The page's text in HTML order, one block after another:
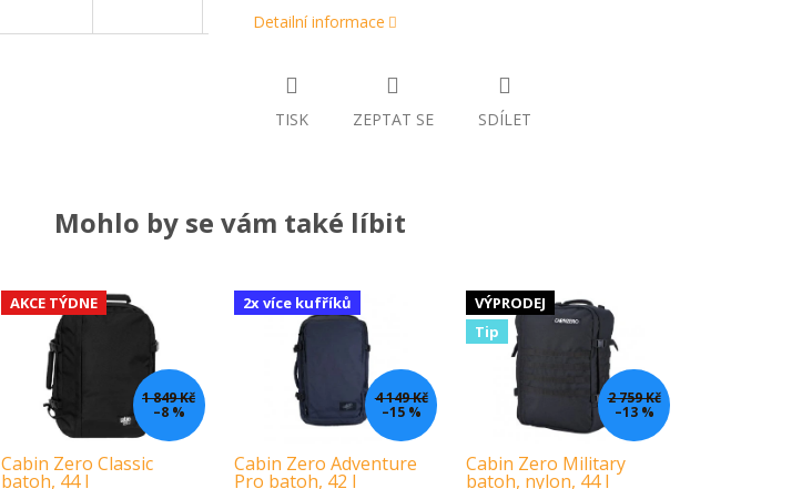
R
A
Detailní informace
TISK ZEPTAT SE SDÍLET
Mohlo by se vám také líbit
AKCE TÝDNE
1 849 Kč
–8 %
Cabin Zero Classic
batoh, 44 l
2x více kufříků
4 149 Kč
–15 %
Cabin Zero Adventure
Pro batoh, 42 l
VÝPRODEJ
Tip
2 759 Kč
–13 %
Cabin Zero Military
batoh, nylon, 44 l